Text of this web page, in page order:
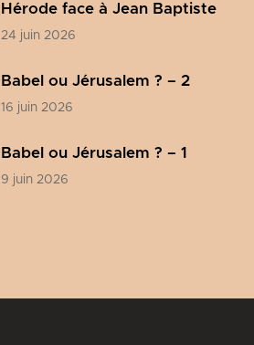
Hérode face à Jean Baptiste
24 juin 2026
Babel ou Jérusalem ? – 2
16 juin 2026
Babel ou Jérusalem ? – 1
9 juin 2026